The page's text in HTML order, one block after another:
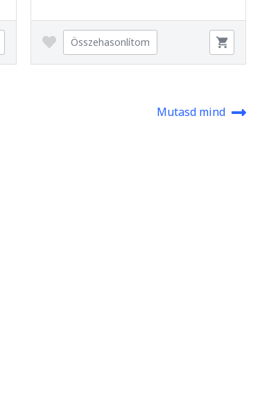
Összehasonlítom
Mutasd mind